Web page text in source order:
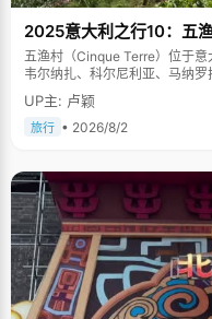
2025意大利之行10：五
五渔村（Cinque Terre）位于意
韦尔纳扎、科尔尼利亚、马纳
山傍海，房屋色彩斑斓，1997年
UP主: 卢颖
旅行 • 2026/8/2